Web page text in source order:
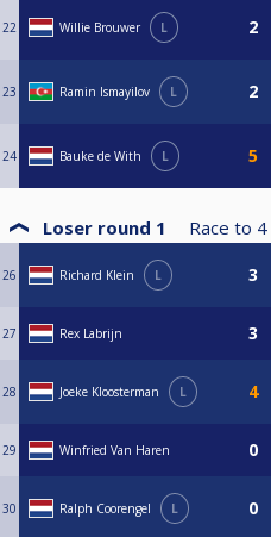
22 Willie Brouwer L
23 Ramin Ismayilov L
24 Bauke de With L
Loser round 1 Race to 4
26 Richard Klein L
27 Rex Labrijn
28 Joeke Kloosterman L
29 Winfried Van Haren
30 Ralph Coorengel L